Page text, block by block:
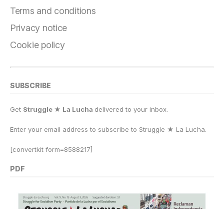
Terms and conditions
Privacy notice
Cookie policy
SUBSCRIBE
Get Struggle ★ La Lucha delivered to your inbox.
Enter your email address to subscribe to Struggle ★ La Lucha.
[convertkit form=8588217]
PDF